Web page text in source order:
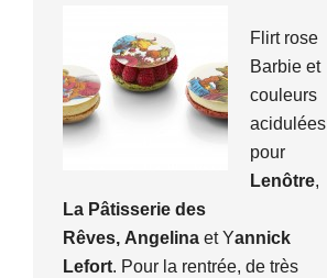
Flirt rose
Barbie et
couleurs
acidulées
pour
Lenôtre,
La Pâtisserie des
Rêves, Angelina et Yannick
Lefort. Pour la rentrée, de très